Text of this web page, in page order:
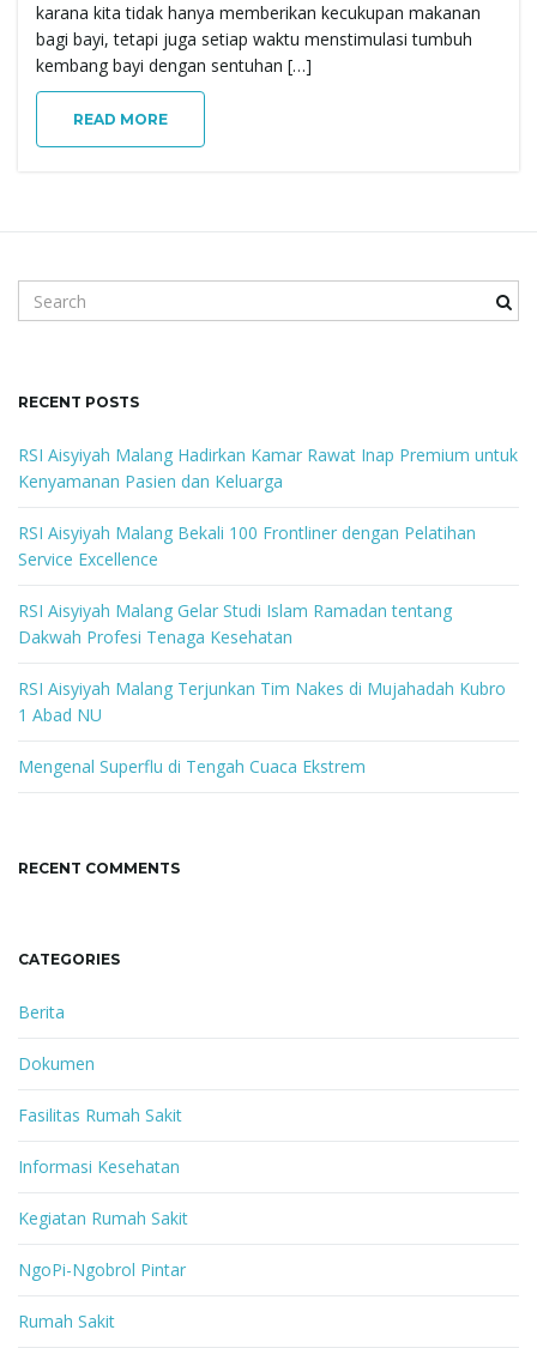
g
o
n
karana kita tidak hanya memberikan kecukupan makanan
bagi bayi, tetapi juga setiap waktu menstimulasi tumbuh
kembang bayi dengan sentuhan […]
READ MORE
e
c
k
e
y
w
o
r
d
RECENT POSTS
RSI Aisyiyah Malang Hadirkan Kamar Rawat Inap Premium untuk
Kenyamanan Pasien dan Keluarga
RSI Aisyiyah Malang Bekali 100 Frontliner dengan Pelatihan
Service Excellence
RSI Aisyiyah Malang Gelar Studi Islam Ramadan tentang
Dakwah Profesi Tenaga Kesehatan
RSI Aisyiyah Malang Terjunkan Tim Nakes di Mujahadah Kubro
1 Abad NU
Mengenal Superflu di Tengah Cuaca Ekstrem
RECENT COMMENTS
CATEGORIES
Berita
Dokumen
Fasilitas Rumah Sakit
Informasi Kesehatan
Kegiatan Rumah Sakit
NgoPi-Ngobrol Pintar
Rumah Sakit